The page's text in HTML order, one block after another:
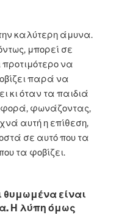
καλύτερη άμυνα.
μπορεί σε
να
παρά να
κι όταν τα παιδιά
φωνάζοντας,
αυτή η επίθεση,
σε αυτό που τα
τα φοβίζει.
θυμωμένα είναι
Η λύπη όμως